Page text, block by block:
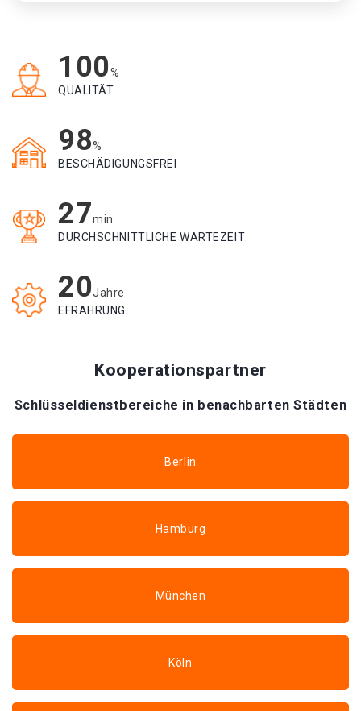
100%
QUALITÄT
98%
BESCHÄDIGUNGSFREI
27min
DURCHSCHNITTLICHE WARTEZEIT
20Jahre
EFRAHRUNG
Kooperationspartner
Schlüsseldienstbereiche in benachbarten Städten
Berlin
Hamburg
München
Köln